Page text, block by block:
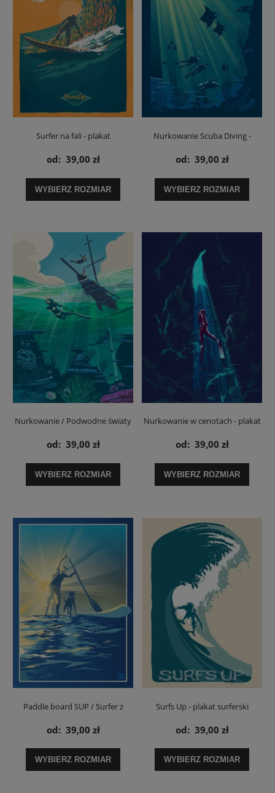
Surfer na fali - plakat
od: 39,00 zł
WYBIERZ ROZMIAR
Nurkowanie Scuba Diving -
plakat
od: 39,00 zł
WYBIERZ ROZMIAR
Nurkowanie / Podwodne światy
- plakat
od: 39,00 zł
WYBIERZ ROZMIAR
Nurkowanie w cenotach - plakat
od: 39,00 zł
WYBIERZ ROZMIAR
Paddle board SUP / Surfer z
psem - plakat
od: 39,00 zł
WYBIERZ ROZMIAR
Surfs Up - plakat surferski
od: 39,00 zł
WYBIERZ ROZMIAR